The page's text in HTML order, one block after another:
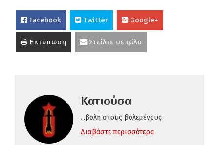
Facebook Twitter Google+
Εκτύπωση Στείλτε σε φίλο
Κατιούσα
...βολή στους βολεμένους
Διαβάστε περισσότερα